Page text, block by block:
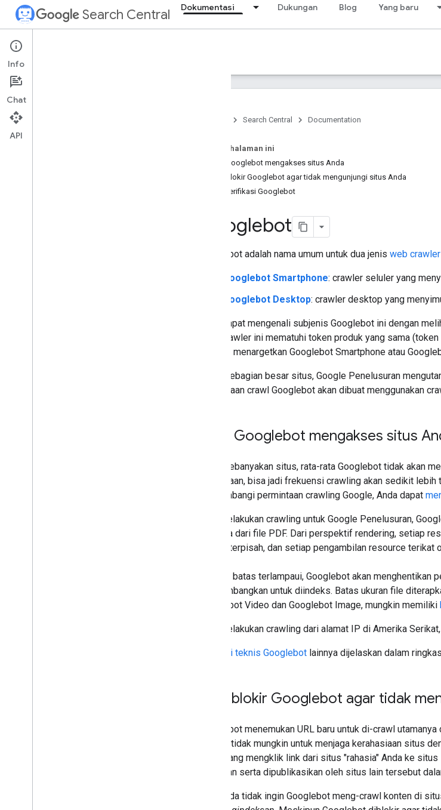
Search Central Dokumentasi Dukungan Blog Yang baru
Documentation
Dasar-dasar SEO
Search Central Documentation
Pada halaman ini
Cara Googlebot mengakses situs Anda
Memblokir Googlebot agar tidak mengunjungi situs Anda
Memverifikasi Googlebot
Googlebot
Googlebot adalah nama umum untuk dua jenis web crawler
Googlebot Smartphone: crawler seluler yang
Googlebot Desktop: crawler desktop yang
Anda dapat mengenali subjenis Googlebot ini dengan
jenis crawler ini mematuhi token produk yang sama
selektif menargetkan Googlebot Smartphone atau
Untuk sebagian besar situs, Google Penelusuran
permintaan crawl Googlebot akan dibuat menggunakan
Cara Googlebot mengakses situs
Untuk kebanyakan situs, rata-rata Googlebot tidak akan
penundaan, bisa jadi frekuensi crawling akan sedikit
mengimbangi permintaan crawling Google, Anda dapat
Saat melakukan crawling untuk Google Penelusuran,
pertama dari file PDF. Dari perspektif rendering, setiap
secara terpisah, dan setiap pengambilan resource
Setelah batas terlampaui, Googlebot akan
dipertimbangkan untuk diindeks. Batas ukuran file
Googlebot Video dan Googlebot Image, mungkin memiliki
Saat melakukan crawling dari alamat IP di Amerika
Properti teknis Googlebot lainnya dijelaskan dalam
Memblokir Googlebot agar tidak
Googlebot menemukan URL baru untuk di-crawl
Hampir tidak mungkin untuk menjaga kerahasiaan situs
seseorang mengklik link dari situs "rahasia" Anda ke
disimpan serta dipublikasikan oleh situs lain tersebut
Jika Anda tidak ingin Googlebot meng-crawl konten di
Info
Chat
API